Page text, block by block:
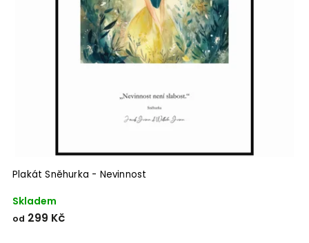
Plakát Sněhurka - Nevinnost
Skladem
od 299 Kč